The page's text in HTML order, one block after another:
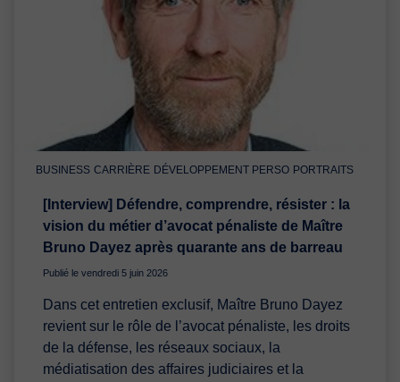
BUSINESS CARRIÈRE DÉVELOPPEMENT PERSO PORTRAITS
[Interview] Défendre, comprendre, résister : la
vision du métier d’avocat pénaliste de Maître
Bruno Dayez après quarante ans de barreau
Publié le vendredi 5 juin 2026
Dans cet entretien exclusif, Maître Bruno Dayez
revient sur le rôle de l’avocat pénaliste, les droits
de la défense, les réseaux sociaux, la
médiatisation des affaires judiciaires et la